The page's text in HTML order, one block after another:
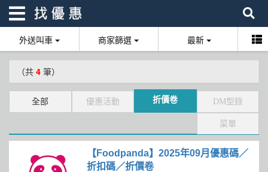
（共 4 筆）
全部 優惠活動 折價卷 DM型錄
菜單
外送叫車 商家篩選 最新
【Foodpanda】2025年09月優惠碼／
折扣碼／折價卷
找優惠
首頁
優惠活動
折價卷
線上DM